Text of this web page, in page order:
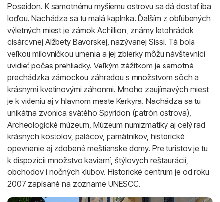
Poseidon. K samotnému myšiemu ostrovu sa dá dostať iba
loďou. Nachádza sa tu malá kaplnka. Ďalším z obľúbených
výletných miest je zámok Achillion, známy letohrádok
cisárovnej Alžbety Bavorskej, nazývanej Sissi. Tá bola
veľkou milovníčkou umenia a jej zbierky môžu návštevníci
uvidieť počas prehliadky. Veľkým zážitkom je samotná
prechádzka zámockou záhradou s množstvom sôch a
krásnymi kvetinovými záhonmi. Mnoho zaujímavých miest
je k videniu aj v hlavnom meste Kerkyra. Nachádza sa tu
unikátna zvonica svätého Spyridon (patrón ostrova),
Archeologické múzeum, Múzeum numizmatiky aj celý rad
krásnych kostolov, palácov, pamätníkov, historické
opevnenie aj zdobené meštianske domy. Pre turistov je tu
k dispozícii množstvo kaviarní, štýlových reštaurácií,
obchodov i nočných klubov. Historické centrum je od roku
2007 zapísané na zozname UNESCO.